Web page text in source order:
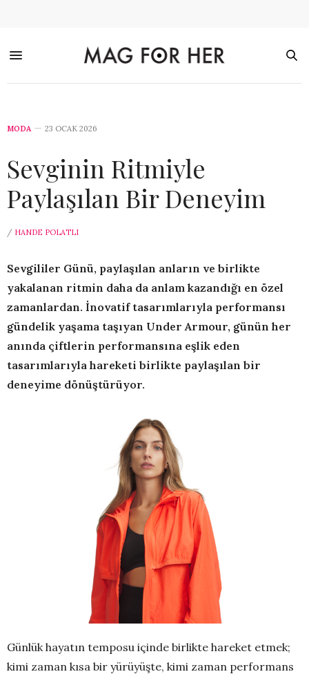
MODA 23 OCAK 2026
Sevginin Ritmiyle
Paylaşılan Bir Deneyim
/ HANDE POLATLI
Sevgililer Günü, paylaşılan anların ve birlikte
yakalanan ritmin daha da anlam kazandığı en özel
zamanlardan. İnovatif tasarımlarıyla performansı
gündelik yaşama taşıyan Under Armour, günün her
anında çiftlerin performansına eşlik eden
tasarımlarıyla hareketi birlikte paylaşılan bir
deneyime dönüştürüyor.
Günlük hayatın temposu içinde birlikte hareket etmek;
kimi zaman kısa bir yürüyüşte, kimi zaman performans